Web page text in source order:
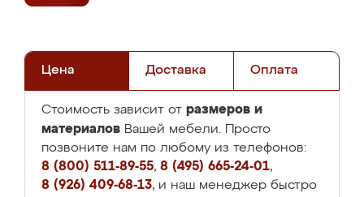
Цена Доставка Оплата
Стоимость зависит от размеров и
материалов Вашей мебели. Просто
позвоните нам по любому из телефонов:
8 (800) 511-89-55, 8 (495) 665-24-01,
8 (926) 409-68-13, и наш менеджер быстро